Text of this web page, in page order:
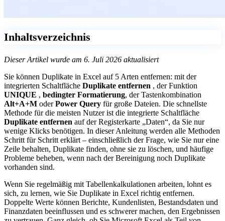
Inhaltsverzeichnis
Dieser Artikel wurde am 6. Juli 2026 aktualisiert
Sie können Duplikate in Excel auf 5 Arten entfernen: mit der
integrierten Schaltfläche Duplikate entfernen , der Funktion
UNIQUE , bedingter Formatierung, der Tastenkombination
Alt+A+M oderPower Query für große Dateien. Die schnellste
Methode für die meisten Nutzer ist die integrierte Schaltfläche
Duplikate entfernen auf der Registerkarte „Daten“, da Sie nur
wenige Klicks benötigen. In dieser Anleitung werden alle Methoden
Schritt für Schritt erklärt – einschließlich der Frage, wie Sie nur eine
Zeile behalten, Duplikate finden, ohne sie zu löschen, und häufige
Probleme beheben, wenn nach der Bereinigung noch Duplikate
vorhanden sind.
Wenn Sie regelmäßig mit Tabellenkalkulationen arbeiten, lohnt es
sich, zu lernen, wie Sie Duplikate in Excel richtig entfernen.
Doppelte Werte können Berichte, Kundenlisten, Bestandsdaten und
Finanzdaten beeinflussen und es schwerer machen, den Ergebnissen